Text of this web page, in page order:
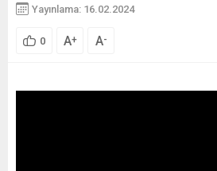
Yayınlama: 16.02.2024
0 A+ A-